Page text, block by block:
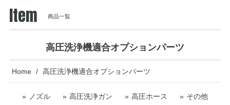
Item 商品一覧
高圧洗浄機適合オプションパーツ
Home 高圧洗浄機適合オプションパーツ
ノズル 高圧洗浄ガン 高圧ホース その他